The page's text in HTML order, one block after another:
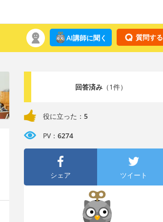
質問する
AI講師に聞く
回答済み（1件）
役に立った： 5
PV： 6274
シェア ツイート